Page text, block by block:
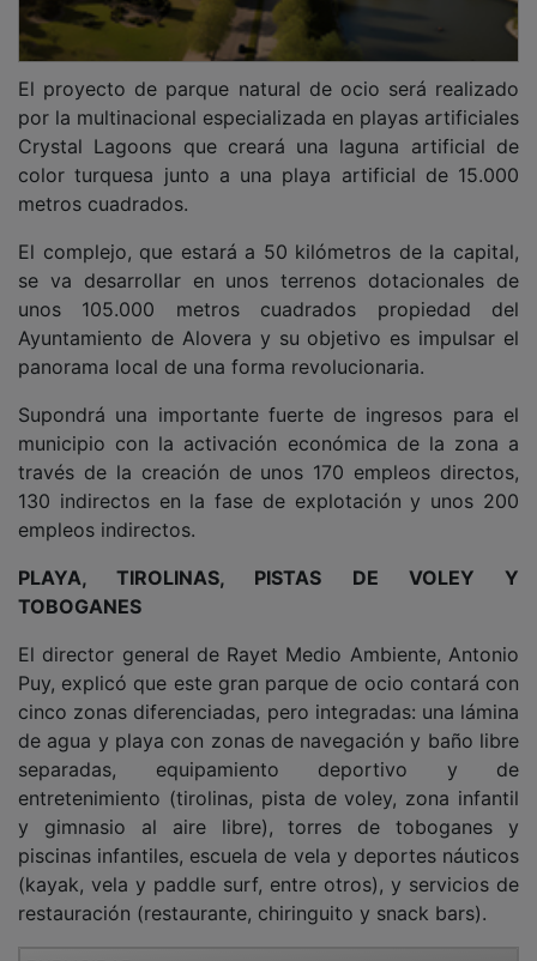
por la multinacional especializada en playas artificiales
Crystal Lagoons que creará una laguna artificial de
color turquesa junto a una playa artificial de 15.000
metros cuadrados.
se va desarrollar en unos terrenos dotacionales de
unos 105.000 metros cuadrados propiedad del
Ayuntamiento de Alovera y su objetivo es impulsar el
panorama local de una forma revolucionaria.
municipio con la activación económica de la zona a
través de la creación de unos 170 empleos directos,
130 indirectos en la fase de explotación y unos 200
empleos indirectos.
TOBOGANES
Puy, explicó que este gran parque de ocio contará con
cinco zonas diferenciadas, pero integradas: una lámina
de agua y playa con zonas de navegación y baño libre
separadas, equipamiento deportivo y de
entretenimiento (tirolinas, pista de voley, zona infantil
y gimnasio al aire libre), torres de toboganes y
piscinas infantiles, escuela de vela y deportes náuticos
(kayak, vela y paddle surf, entre otros), y servicios de
restauración (restaurante, chiringuito y snack bars).